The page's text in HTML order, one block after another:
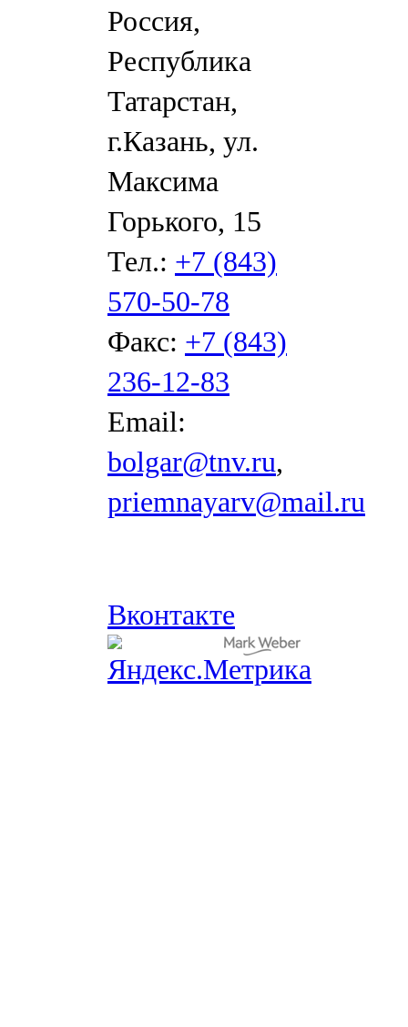
Россия,
Республика
Татарстан,
г.Казань, ул.
Максима
Горького, 15
Тел.: +7 (843)
570-50-78
Факс: +7 (843)
236-12-83
Email:
bolgar@tnv.ru,
priemnayarv@mail.ru
Вконтакте